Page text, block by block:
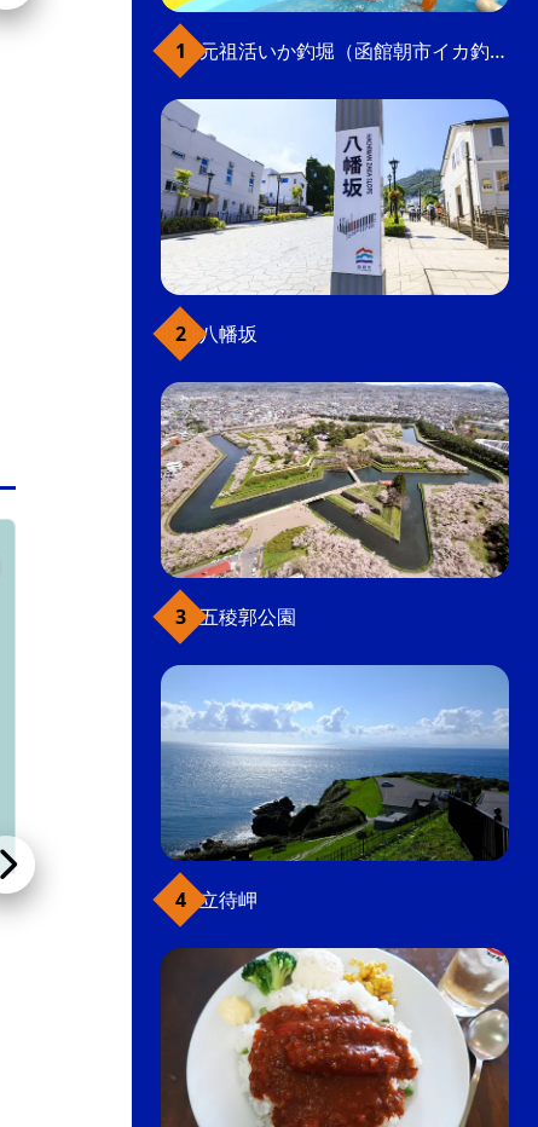
1879（明治12）年の函館大火以後にできた坂。
かつて坂の東側にあった神社の松の木にちなん
で名前がついた。突き当たりには東本願寺船見
支院、実行寺、称名寺など、歴史ある寺が並
街歩き
こだわり条件(観光スポット)
元町・函館山
函館ミートハウス
ペンション・その他
元祖活いか釣堀（函館朝市イカ釣り体験）
八幡坂
五稜郭公園
立待岬